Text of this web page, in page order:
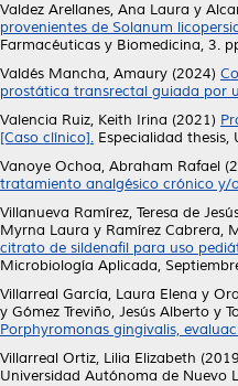
Valdez Arellanes, Ana Laura y
provenientes de Solanum
Farmacéuticas y Biomedicina, 3.
Valdés Mancha, Amaury (2024)
prostática transrectal guiada por
Valencia Ruiz, Keith Irina (2021)
[Caso clínico]. Especialidad
Vanoye Ochoa, Abraham Rafael
tratamiento analgésico crónico y/
Villanueva Ramírez, Teresa de
Myrna Laura y Ramírez Cabrera,
citrato de sildenafil para uso
Microbiología Aplicada,
Villarreal García, Laura Elena y
y Gómez Treviño, Jesús Alberto y
Porphyromonas gingivalis,
Villarreal Ortiz, Lilia Elizabeth
Universidad Autónoma de Nuevo